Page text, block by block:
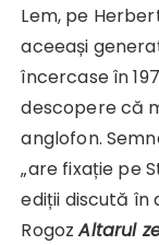
Lem, pe
aceeași
încercase în
descopere că
anglofon.
„are fixație pe
ediții discută în
RogozAltarul